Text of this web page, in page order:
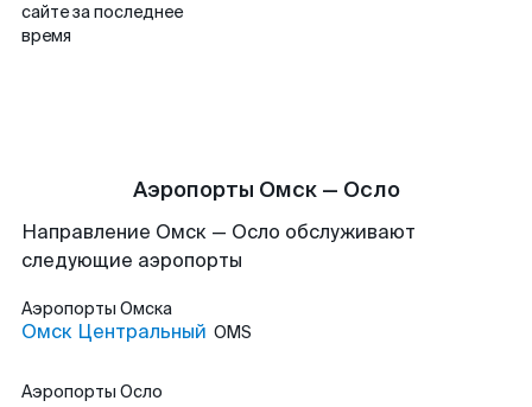
сайте за последнее
время
Аэропорты Омск — Осло
Направление Омск — Осло обслуживают
следующие аэропорты
Аэропорты Омска
Омск Центральный OMS
Аэропорты Осло